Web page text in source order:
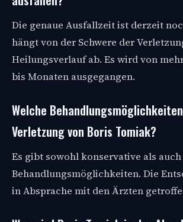
Die genaue Ausfallzeit ist derzeit
hängt von der Schwere der
Heilungsverlauf ab. Es wird von
bis Monaten ausgegangen.
Welche
Verletzung von Boris Tomiak?
Es gibt sowohl konservative als
Behandlungsmöglichkeiten. Die
in Absprache mit den Ärzten